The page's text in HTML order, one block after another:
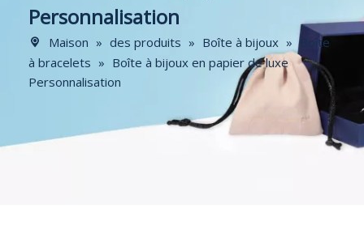
Personnalisation
Maison » des produits » Boîte à bijoux »
Boîte
à bracelets » Boîte à bijoux en papier de luxe
Personnalisation